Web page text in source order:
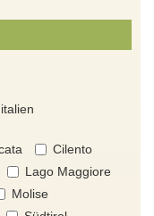
Cilento
Lago Maggiore
Molise